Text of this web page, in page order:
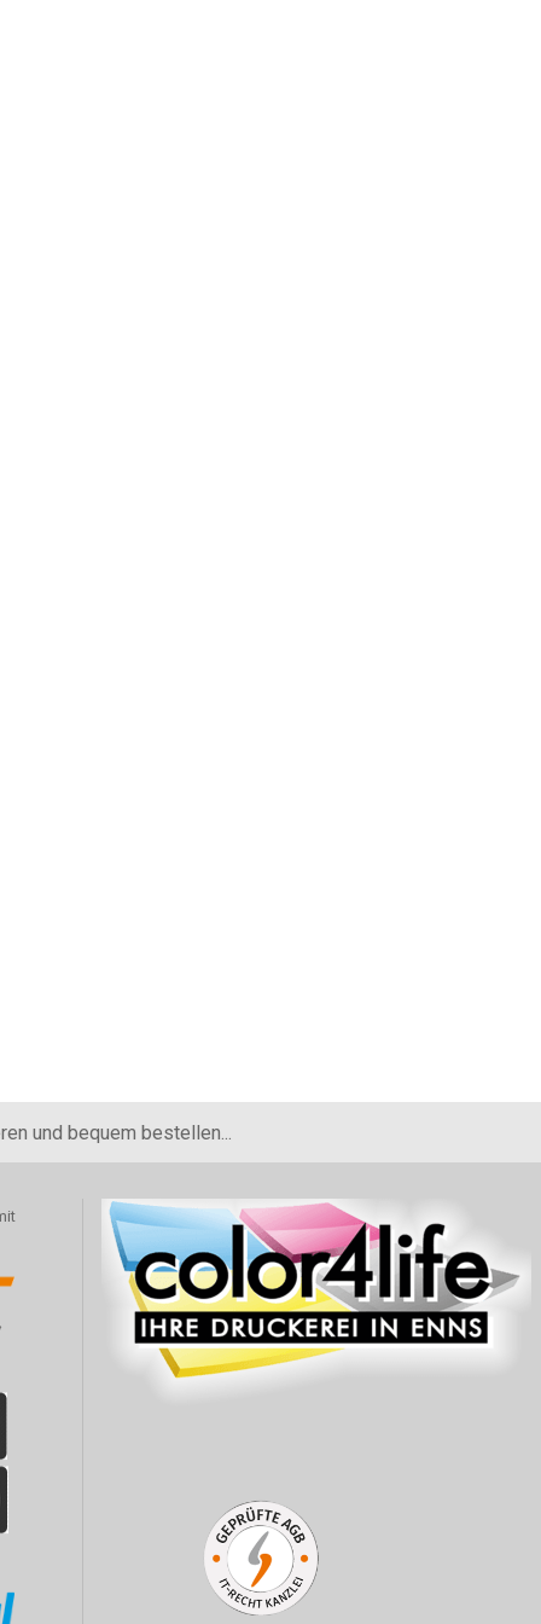
und bequem bestellen...